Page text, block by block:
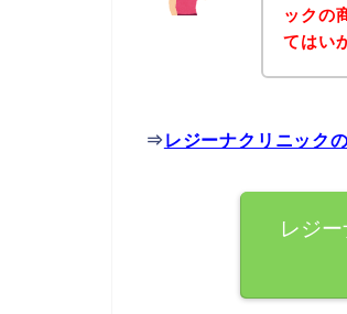
ックの
てはい
⇒ レジーナクリニック
レジ